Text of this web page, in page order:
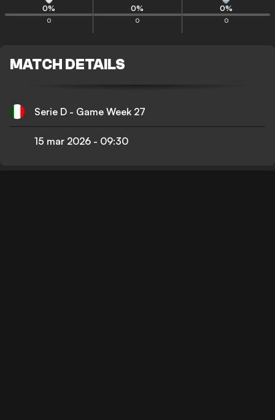
0%
0
0%
0
0%
0
MATCH DETAILS
Serie D - Game Week 27
15 mar 2026 - 09:30